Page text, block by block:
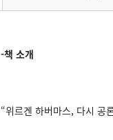
-책 소개
“위르겐 하버마스, 다시 공